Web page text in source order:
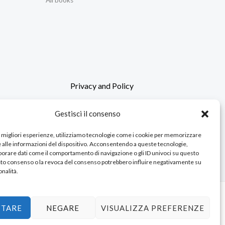
Gestisci il consenso
esperienze, utilizziamo tecnologie come i cookie per memorizzare
alle informazioni del dispositivo. Acconsentendo a queste tecnologie,
dati come il comportamento di navigazione o gli ID univoci su questo
consenso o la revoca del consenso potrebbero influire negativamente su
NEGARE VISUALIZZA PREFERENZE
Privacy and Policy